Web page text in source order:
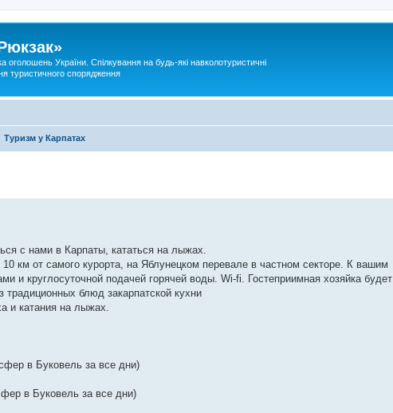
України. Спілкування на будь-які навколотуристичні
туристичного спорядження
Туризм у Карпатах
с нами в Карпаты, кататься на лыжах.
км от самого курорта, на Яблунецком перевале в частном секторе. К вашим
и круглосуточной подачей горячей воды. Wi-fi. Гостеприимная хозяйка будет
блюд закарпатской кухни
и катания на лыжах.
в Буковель за все дни)
в Буковель за все дни)